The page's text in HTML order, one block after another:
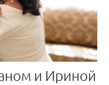
и Ириной